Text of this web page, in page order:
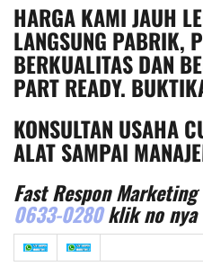
HARGA KAMI JAUH
LANGSUNG PABRIK,
BERKUALITAS DAN
PART READY.
KONSULTAN USAHA
ALAT SAMPAI
Fast Respon
0633-0280klik no nya